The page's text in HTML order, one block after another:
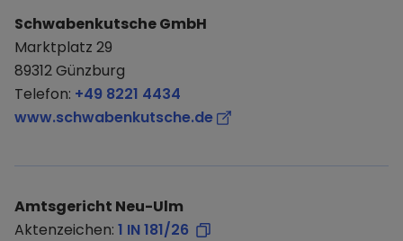
Schwabenkutsche GmbH
Marktplatz 29
89312 Günzburg
Telefon: +49 8221 4434
www.schwabenkutsche.de
Amtsgericht Neu-Ulm
Aktenzeichen: 1 IN 181/26